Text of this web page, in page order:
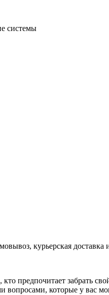
системы
курьерская
предпочитает забрать
вопросами, которые у вас